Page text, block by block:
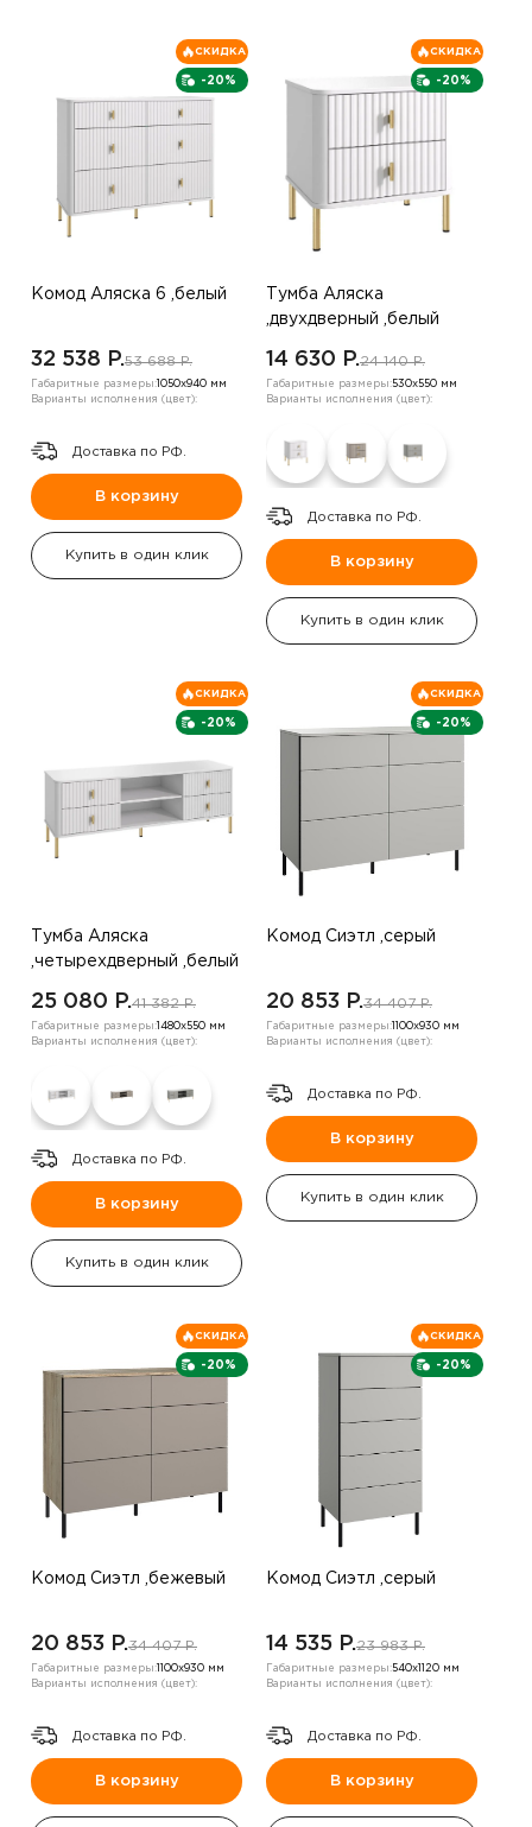
-20%
СКИДКА
Комод Аляска 6 ,белый
32 538 P.53 688 P.
Габаритные размеры: 1050х940 мм
Варианты исполнения (цвет):
Доставка по РФ.
В корзину
Купить в один клик
-20%
СКИДКА
Тумба Аляска
,двухдверный ,белый
14 630 P.24 140 P.
Габаритные размеры:530х550 мм
Варианты исполнения (цвет):
Доставка по РФ.
В корзину
Купить в один клик
-20%
СКИДКА
Тумба Аляска
,четырехдверный ,белый
25 080 P.41 382 P.
Габаритные размеры: 1480х550 мм
Варианты исполнения (цвет):
Доставка по РФ.
В корзину
Купить в один клик
-20%
СКИДКА
Комод Сиэтл ,серый
20 853 P.34 407 P.
Габаритные размеры: 1100х930 мм
Варианты исполнения (цвет):
Доставка по РФ.
В корзину
Купить в один клик
-20%
СКИДКА
Комод Сиэтл ,бежевый
20 853 P.34 407 P.
Габаритные размеры: 1100х930 мм
Варианты исполнения (цвет):
Доставка по РФ.
В корзину
-20%
СКИДКА
Комод Сиэтл ,серый
14 535 P.23 983 P.
Габаритные размеры:540х1120 мм
Варианты исполнения (цвет):
Доставка по РФ.
В корзину